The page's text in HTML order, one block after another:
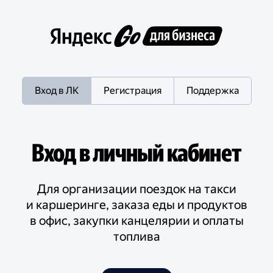
Вход в ЛК Регистрация Поддержка
Вход в личный кабинет
Для организации поездок на такси
и каршеринге, заказа еды и продуктов
в офис, закупки канцелярии и оплаты
топлива